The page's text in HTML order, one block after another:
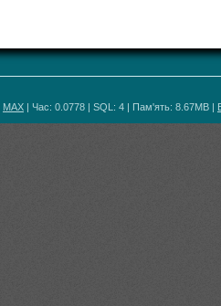
MAX | Час: 0.0778 | SQL: 4 | Пам'ять: 8.67MB |